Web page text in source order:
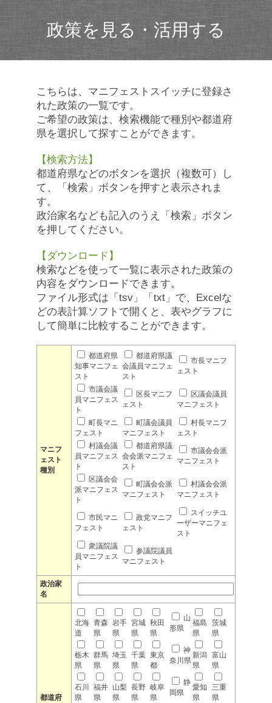
政策を見る・活用する
こちらは、マニフェストスイッチに登録さ
れた政策の一覧です。
ご希望の政策は、検索機能で種別や都道府
県を選択して探すことができます。
【検索方法】
都道府県などのボタンを選択（複数可）し
て、「検索」ボタンを押すと表示されま
す。
政治家名なども記入のうえ「検索」ボタン
を押してください。
【ダウンロード】
検索などを使って一覧に表示された政策の
内容をダウンロードできます。
ファイル形式は「tsv」「txt」で、Excelな
どの表計算ソフトで開くと、表やグラフに
して簡単に比較することができます。
マニフ
ェスト
種別
都道府県
知事マニフェ
スト
都道府県議
会議員マニフェ
スト
市長マニフ
ェスト
市議会議
員マニフェス
ト
区長マニフ
ェスト
区議会議員
マニフェスト
町長マニ
フェスト
町議会議員
マニフェスト
村長マニフ
ェスト
村議会議
員マニフェス
ト
都道府県議
会会派マニフェ
スト
市議会会派
マニフェスト
区議会会
派マニフェス
ト
町議会会派
マニフェスト
村議会会派
マニフェスト
市民マニ
フェスト
政党マニフ
ェスト
スイッチユ
ーザーマニフェ
スト
衆議院議
員マニフェス
ト
参議院議員
マニフェスト
政治家
名
都道府
北海
道
青森
県
岩手
県
宮城
県
秋田
県
山
形県
福島
県
茨城
県
栃木
県
群馬
県
埼玉
県
千葉
県
東京
都
神
奈川県
新潟
県
富山
県
石川
県
福井
県
山梨
県
長野
県
岐阜
県
静
岡県
愛知
県
三重
県